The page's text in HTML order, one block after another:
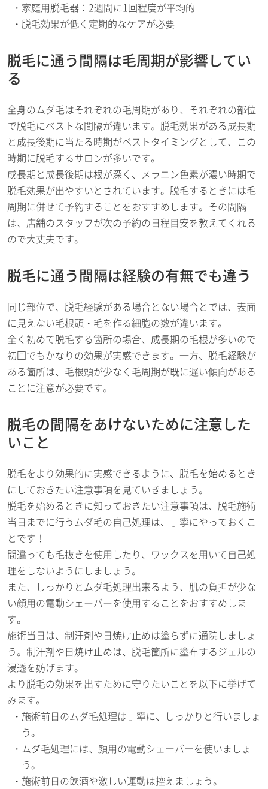
家庭用脱毛器：2週間に1回程度が平均的
脱毛効果が低く定期的なケアが必要
脱毛に通う間隔は毛周期が影響してい
る
全身のムダ毛はそれぞれの毛周期があり、それぞれの部位
で脱毛にベストな間隔が違います。脱毛効果がある成長期
と成長後期に当たる時期がベストタイミングとして、この
時期に脱毛するサロンが多いです。
成長期と成長後期は根が深く、メラニン色素が濃い時期で
脱毛効果が出やすいとされています。脱毛するときには毛
周期に併せて予約することをおすすめします。その間隔
は、店舗のスタッフが次の予約の日程目安を教えてくれる
ので大丈夫です。
脱毛に通う間隔は経験の有無でも違う
同じ部位で、脱毛経験がある場合とない場合とでは、表面
に見えない毛根頭・毛を作る細胞の数が違います。
全く初めて脱毛する箇所の場合、成長期の毛根が多いので
初回でもかなりの効果が実感できます。一方、脱毛経験が
ある箇所は、毛根頭が少なく毛周期が既に遅い傾向がある
ことに注意が必要です。
脱毛の間隔をあけないために注意した
いこと
脱毛をより効果的に実感できるように、脱毛を始めるとき
にしておきたい注意事項を見ていきましょう。
脱毛を始めるときに知っておきたい注意事項は、脱毛施術
当日までに行うムダ毛の自己処理は、丁寧にやっておくこ
とです！
間違っても毛抜きを使用したり、ワックスを用いて自己処
理をしないようにしましょう。
また、しっかりとムダ毛処理出来るよう、肌の負担が少な
い顔用の電動シェーバーを使用することをおすすめしま
す。
施術当日は、制汗剤や日焼け止めは塗らずに通院しましょ
う。制汗剤や日焼け止めは、脱毛箇所に塗布するジェルの
浸透を妨げます。
より脱毛の効果を出すために守りたいことを以下に挙げて
みます。
施術前日のムダ毛処理は丁寧に、しっかりと行いましょ
う。
ムダ毛処理には、顔用の電動シェーバーを使いましょ
う。
施術前日の飲酒や激しい運動は控えましょう。